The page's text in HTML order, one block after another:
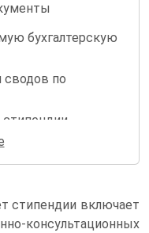
бухгалтерскую
сводов по
стипендии
стипендии включает
консультационных